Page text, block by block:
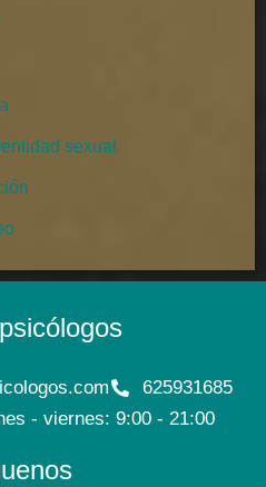
sexual
625931685
- viernes: 9:00 - 21:00